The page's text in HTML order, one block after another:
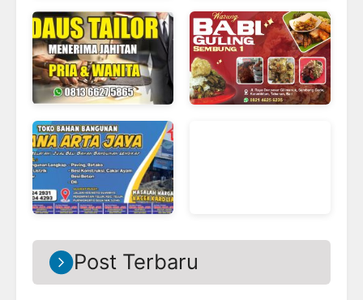
Post Terbaru